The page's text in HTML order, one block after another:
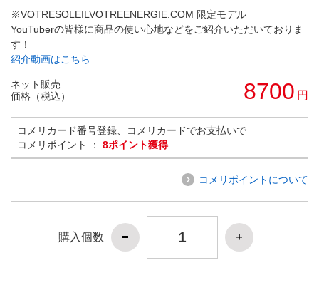
※VOTRESOLEILVOTREENERGIE.COM 限定モデル
YouTuberの皆様に商品の使い心地などをご紹介いただいておりま
す！
紹介動画はこちら
ネット販売
価格（税込）
8700 円
コメリカード番号登録、コメリカードでお支払いで
コメリポイント ： 8ポイント獲得
コメリポイントについて
購入個数